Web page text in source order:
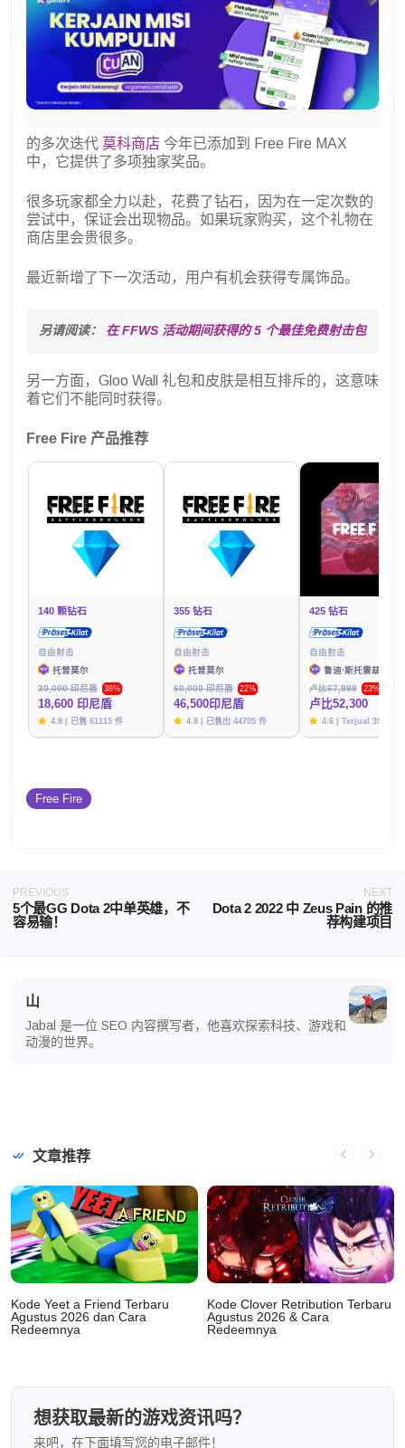
的多次迭代 莫科商店 今年已添加到 Free Fire MAX
中，它提供了多项独家奖品。
很多玩家都全力以赴，花费了钻石，因为在一定次数的
尝试中，保证会出现物品。如果玩家购买，这个礼物在
商店里会贵很多。
最近新增了下一次活动，用户有机会获得专属饰品。
另请阅读： 在 FFWS 活动期间获得的 5 个最佳免费射击包
另一方面，Gloo Wall 礼包和皮肤是相互排斥的，这意味
着它们不能同时获得。
Free Fire 产品推荐
140 颗钻石
自由射击
托普莫尔
30,000 印尼盾
38%
18,600 印尼盾
4.8 | 已售 61115 件
355 钻石
自由射击
托普莫尔
60,000 印尼盾
22%
46,500印尼盾
4.8 | 已售出 44705 件
425 钻石
自由射击
鲁迪·斯托雷兹
卢比67,999
23%
卢比52,300
4.6 | Terjual 39783
Free Fire
PREVIOUS
5个最GG Dota 2中单英雄，不
容易输！
NEXT
Dota 2 2022 中 Zeus Pain 的推
荐构建项目
山
Jabal 是一位 SEO 内容撰写者，他喜欢探索科技、游戏和
动漫的世界。
文章推荐
Kode Yeet a Friend Terbaru
Agustus 2026 dan Cara
Redeemnya
Kode Clover Retribution Terbaru
Agustus 2026 & Cara
Redeemnya
想获取最新的游戏资讯吗？
来吧，在下面填写您的电子邮件！